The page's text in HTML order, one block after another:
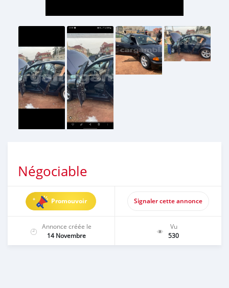
Négociable
Promouvoir Signaler cette annonce
Annonce créée le
14 Novembre
Vu
530